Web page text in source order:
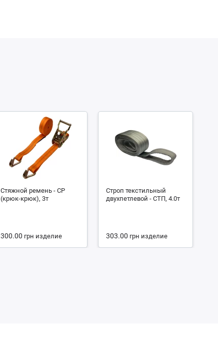
Стяжной ремень - СР
(крюк-крюк), 3т
300.00 грн изделие
Строп текстильный
двухпетлевой - СТП, 4.0т
303.00 грн изделие